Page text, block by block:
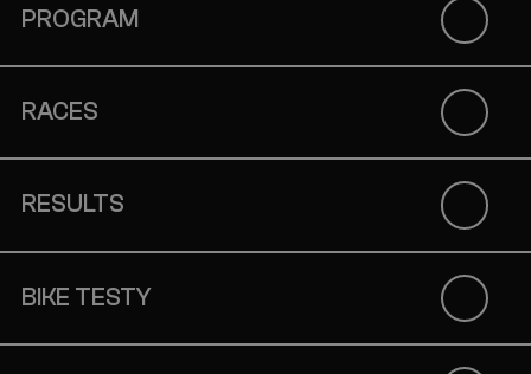
PROGRAM
RACES
RESULTS
BIKE TESTY